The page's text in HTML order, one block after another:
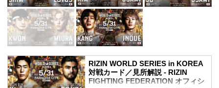
RIZIN WORLD SERIES in KOREA
対戦カード／見所解説 - RIZIN
FIGHTING FEDERATION オフィシ